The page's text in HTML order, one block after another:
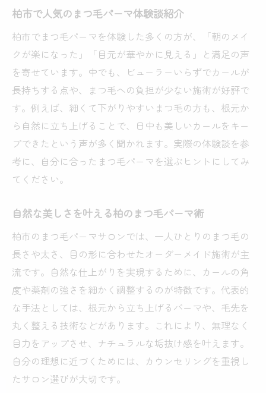
柏市で体験できる注目まつ毛パーマ技術
垢抜けるためのまつ毛パーマ技術選びのコ
まつ毛パーマ技術で理想の目元を叶える方
法
今話題のまつ毛パーマ柏市事情を徹底解説
柏市のまつ毛パーマ人気サロン最新情報
柏駅周辺のまつ毛パーマ事情と選び方
柏市で注目されるまつ毛パーマ技術比較
まつ毛パーマ柏市エリアのトレンド紹介
柏市のまつ毛パーマ環境とおすすめポイン
ト
自分に合うまつ毛パーマの選び方ガイド
まつ毛パーマサロン選びで重視すべき点
まつ毛パーマの種類と自分に合う選び方
カウンセリングが丁寧なまつ毛パーマ活用
法
目元に合うまつ毛パーマデザインの見極め
柏市で人気のまつ毛パーマ体験談紹介
柏市でまつ毛パーマを体験した多くの方が、「朝のメイ
クが楽になった」「目元が華やかに見える」と満足の声
を寄せています。中でも、ビューラーいらずでカールが
長持ちする点や、まつ毛への負担が少ない施術が好評で
す。例えば、細くて下がりやすいまつ毛の方も、根元か
ら自然に立ち上げることで、日中も美しいカールをキー
プできたという声が多く聞かれます。実際の体験談を参
考に、自分に合ったまつ毛パーマを選ぶヒントにしてみ
てください。
自然な美しさを叶える柏のまつ毛パーマ術
柏市のまつ毛パーマサロンでは、一人ひとりのまつ毛の
長さや太さ、目の形に合わせたオーダーメイド施術が主
流です。自然な仕上がりを実現するために、カールの角
度や薬剤の強さを細かく調整するのが特徴です。代表的
な手法としては、根元から立ち上げるパーマや、毛先を
丸く整える技術などがあります。これにより、無理なく
目力をアップさせ、ナチュラルな垢抜け感を叶えます。
自分の理想に近づくためには、カウンセリングを重視し
たサロン選びが大切です。